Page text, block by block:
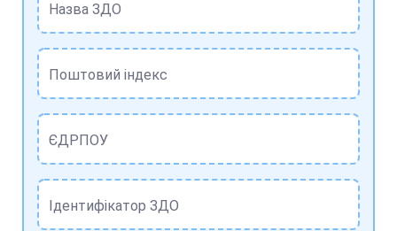
Назва ЗДО
Поштовий індекс
ЄДРПОУ
Ідентифікатор ЗДО